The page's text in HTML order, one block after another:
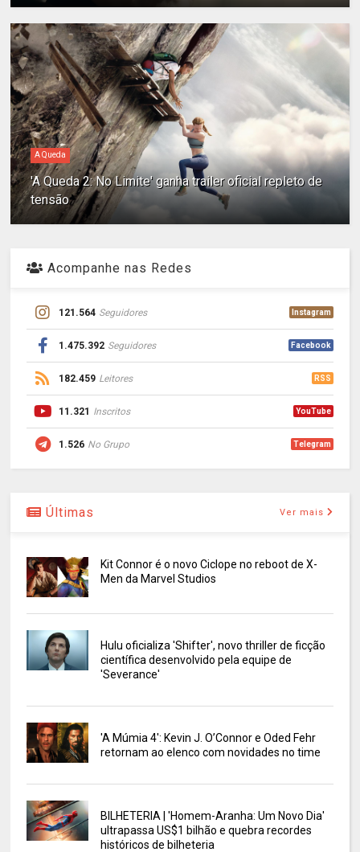
A Queda
'A Queda 2: No Limite' ganha trailer oficial repleto de
tensão
Acompanhe nas Redes
121.564 Seguidores Instagram
1.475.392 Seguidores Facebook
182.459 Leitores RSS
11.321 Inscritos YouTube
1.526 No Grupo Telegram
Últimas Ver mais
Kit Connor é o novo Ciclope no reboot de X-
Men da Marvel Studios
Hulu oficializa 'Shifter', novo thriller de ficção
científica desenvolvido pela equipe de
'Severance'
'A Múmia 4': Kevin J. O’Connor e Oded Fehr
retornam ao elenco com novidades no time
BILHETERIA | 'Homem-Aranha: Um Novo Dia'
ultrapassa US$1 bilhão e quebra recordes
históricos de bilheteria